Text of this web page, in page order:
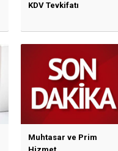
KDV Tevkifatı
Muhtasar ve Prim
Hizmet